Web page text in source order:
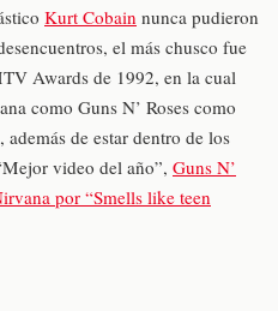
Kurt Cobain nunca pudieron
el más chusco fue
Awards de 1992, en la cual
como Guns N’ Roses como
de estar dentro de los
video del año”, Guns N’
por “Smells like teen